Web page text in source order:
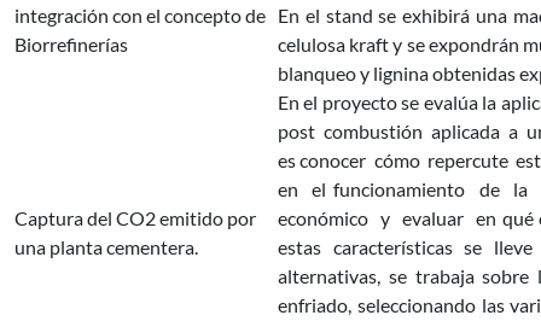
integración con el concepto de
Biorrefinerías
En el stand se exhibirá una
celulosa kraft y se expondrán
blanqueo y lignina obtenidas
Captura del CO2 emitido por
una planta cementera.
En el proyecto se evalúa la
post combustión aplicada a
es conocer cómo repercute
en el funcionamiento de
económico y evaluar en qué
estas características se
alternativas, se trabaja sobre
enfriado, seleccionando las